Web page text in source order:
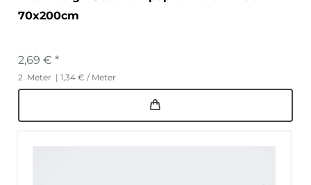
70x200cm
2,69 € *
2 Meter | 1,34 € / Meter